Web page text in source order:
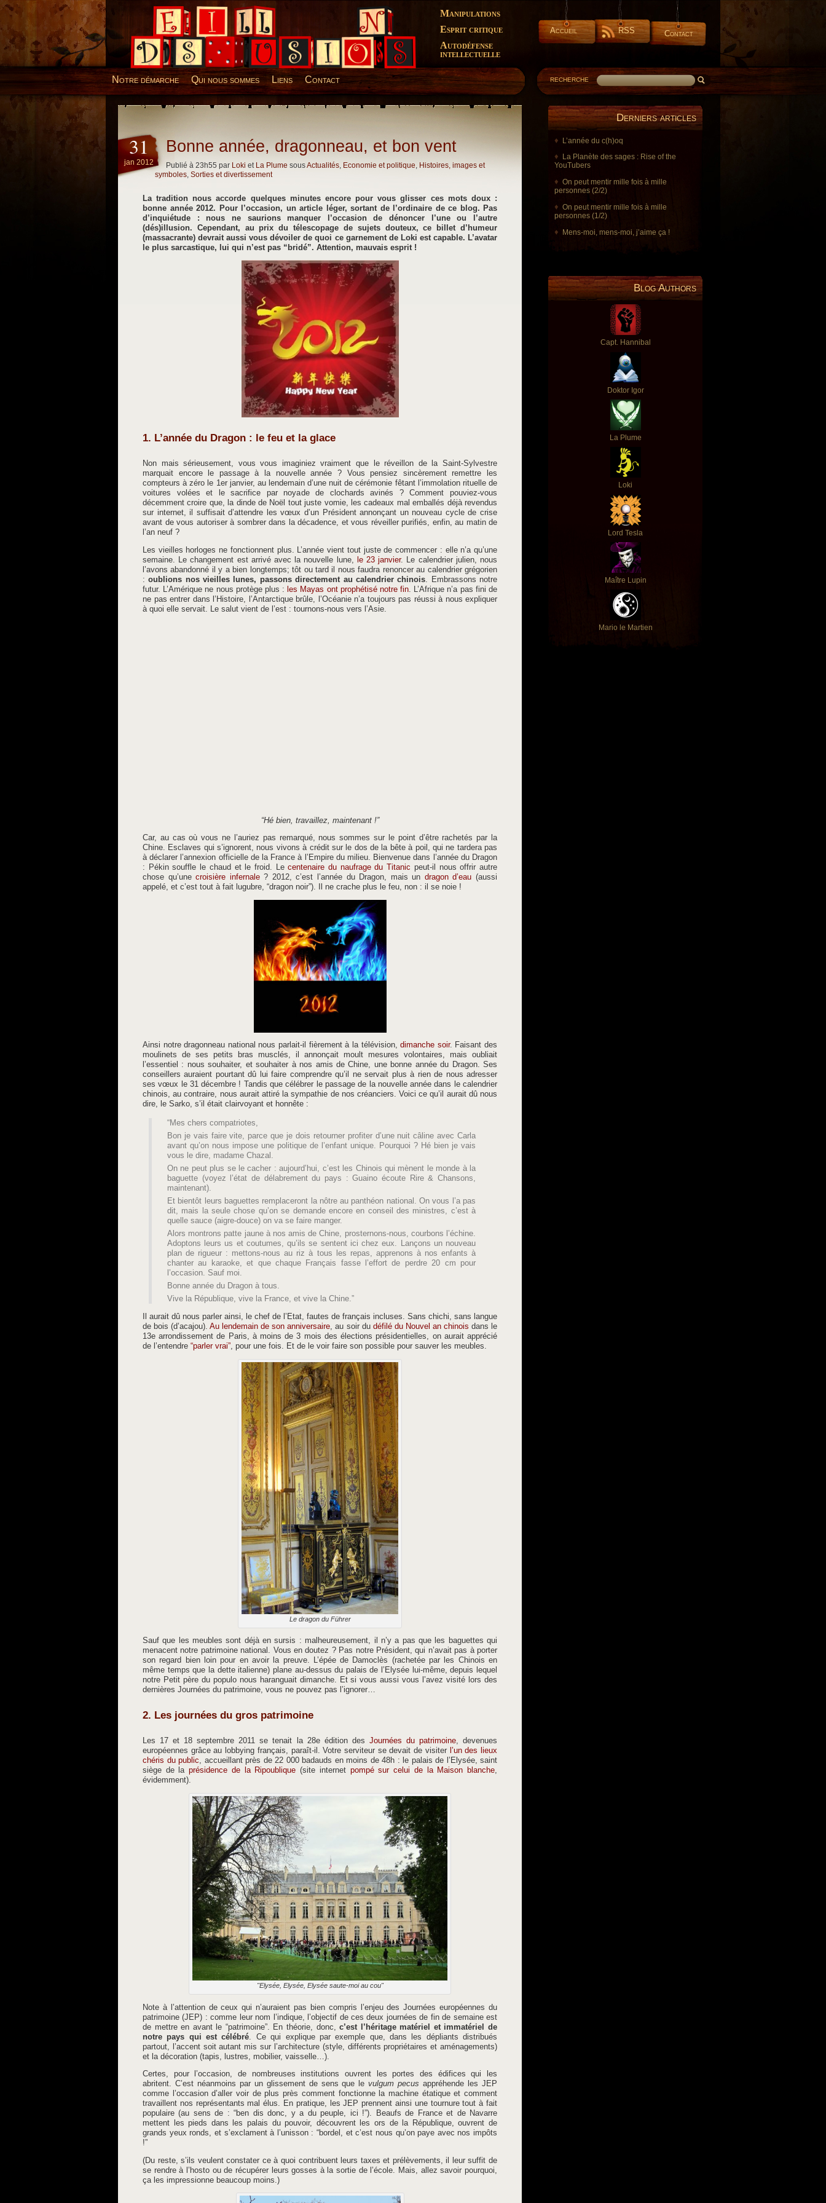
Desillusions
Manipulations
Esprit critique
Autodéfense
intellectuelle
Accueil RSS Contact
Notre démarche Qui nous sommes Liens Contact RECHERCHE
31
jan 2012
Bonne année, dragonneau, et bon vent
Publié à 23h55 par Loki et La Plume sousActualités, Economie et politique, Histoires, images et
symboles, Sorties et divertissement
La tradition nous accorde quelques minutes encore pour vous glisser ces mots doux :
bonne année 2012. Pour l’occasion, un article léger, sortant de l’ordinaire de ce blog. Pas
d’inquiétude : nous ne saurions manquer l’occasion de dénoncer l’une ou l’autre
(dés)illusion. Cependant, au prix du télescopage de sujets douteux, ce billet d’humeur
(massacrante) devrait aussi vous dévoiler de quoi ce garnement de Loki est capable. L’avatar
le plus sarcastique, lui qui n’est pas “bridé”. Attention, mauvais esprit !
1. L’année du Dragon : le feu et la glace
Non mais sérieusement, vous vous imaginiez vraiment que le réveillon de la Saint-Sylvestre
marquait encore le passage à la nouvelle année ? Vous pensiez sincèrement remettre les
compteurs à zéro le 1er janvier, au lendemain d’une nuit de cérémonie fêtant l’immolation rituelle de
voitures volées et le sacrifice par noyade de clochards avinés ? Comment pouviez-vous
décemment croire que, la dinde de Noël tout juste vomie, les cadeaux mal emballés déjà revendus
sur internet, il suffisait d’attendre les vœux d’un Président annonçant un nouveau cycle de crise
avant de vous autoriser à sombrer dans la décadence, et vous réveiller purifiés, enfin, au matin de
l’an neuf ?
Les vieilles horloges ne fonctionnent plus. L’année vient tout juste de commencer : elle n’a qu’une
semaine. Le changement est arrivé avec la nouvelle lune,
le 23 janvier. Le calendrier julien, nous
l’avons abandonné il y a bien longtemps; tôt ou tard il nous faudra renoncer au calendrier grégorien
:oublions nos vieilles lunes, passons directement au calendrier chinois. Embrassons notre
futur. L’Amérique ne nous protège plus : les Mayas ont prophétisé notre fin. L’Afrique n’a pas fini de
ne pas entrer dans l’Histoire, l’Antarctique brûle, l’Océanie n’a toujours pas réussi à nous expliquer
à quoi elle servait. Le salut vient de l’est : tournons-nous vers l’Asie.
“Hé bien, travaillez, maintenant !”
Car, au cas où vous ne l’auriez pas remarqué, nous sommes sur le point d’être rachetés par la
Chine. Esclaves qui s’ignorent, nous vivons à crédit sur le dos de la bête à poil, qui ne tardera pas
à déclarer l’annexion officielle de la France à l’Empire du milieu. Bienvenue dans l’année du Dragon
: Pékin souffle le chaud et le froid. Lecentenaire du naufrage du Titanic peut-il nous offrir autre
chose qu’unecroisière infernale? 2012, c’est l’année du Dragon, mais un dragon d’eau (aussi
appelé, et c’est tout à fait lugubre, “dragon noir”). Il ne crache plus le feu, non : il se noie !
Ainsi notre dragonneau national nous parlait-il fièrement à la télévision,dimanche soir. Faisant des
moulinets de ses petits bras musclés, il annonçait moult mesures volontaires, mais oubliait
l’essentiel : nous souhaiter, et souhaiter à nos amis de Chine, une bonne année du Dragon. Ses
conseillers auraient pourtant dû lui faire comprendre qu’il ne servait plus à rien de nous adresser
ses vœux le 31 décembre ! Tandis que célébrer le passage de la nouvelle année dans le calendrier
chinois, au contraire, nous aurait attiré la sympathie de nos créanciers. Voici ce qu’il aurait dû nous
dire, le Sarko, s’il était clairvoyant et honnête :
“Mes chers compatriotes,
Bon je vais faire vite, parce que je dois retourner profiter d’une nuit câline avec Carla
avant qu’on nous impose une politique de l’enfant unique. Pourquoi ? Hé bien je vais
vous le dire, madame Chazal.
On ne peut plus se le cacher : aujourd’hui, c’est les Chinois qui mènent le monde à la
baguette (voyez l’état de délabrement du pays : Guaino écoute Rire & Chansons,
maintenant).
Et bientôt leurs baguettes remplaceront la nôtre au panthéon national. On vous l’a pas
dit, mais la seule chose qu’on se demande encore en conseil des ministres, c’est à
quelle sauce (aigre-douce) on va se faire manger.
Alors montrons patte jaune à nos amis de Chine, prosternons-nous, courbons l’échine.
Adoptons leurs us et coutumes, qu’ils se sentent ici chez eux. Lançons un nouveau
plan de rigueur : mettons-nous au riz à tous les repas, apprenons à nos enfants à
chanter au karaoke, et que chaque Français fasse l’effort de perdre 20 cm pour
l’occasion. Sauf moi.
Bonne année du Dragon à tous.
Vive la République, vive la France, et vive la Chine.”
Il aurait dû nous parler ainsi, le chef de l’Etat, fautes de français incluses. Sans chichi, sans langue
de bois (d’acajou).Au lendemain de son anniversaire, au soir du défilé du Nouvel an chinois dans le
13e arrondissement de Paris, à moins de 3 mois des élections présidentielles, on aurait apprécié
de l’entendre “parler vrai”, pour une fois. Et de le voir faire son possible pour sauver les meubles.
Le dragon du Führer
Sauf que les meubles sont déjà en sursis : malheureusement, il n’y a pas que les baguettes qui
menacent notre patrimoine national. Vous en doutez ? Pas notre Président, qui n’avait pas à porter
son regard bien loin pour en avoir la preuve. L’épée de Damoclès (rachetée par les Chinois en
même temps que la dette italienne) plane au-dessus du palais de l’Elysée lui-même, depuis lequel
notre Petit père du populo nous haranguait dimanche. Et si vous aussi vous l’avez visité lors des
dernières Journées du patrimoine, vous ne pouvez pas l’ignorer…
2. Les journées du gros patrimoine
Les 17 et 18 septembre 2011 se tenait la 28e édition des Journées du patrimoine, devenues
européennes grâce au lobbying français, paraît-il. Votre serviteur se devait de visiter
l’un des lieux
chéris du public, accueillant près de 22 000 badauds en moins de 48h : le palais de l’Elysée, saint
siège de laprésidence de la Ripoublique (site internet pompé sur celui de la Maison blanche,
évidemment).
"Elysée, Elysée, Elysée saute-moi au cou"
Note à l’attention de ceux qui n’auraient pas bien compris l’enjeu des Journées européennes du
patrimoine (JEP) : comme leur nom l’indique, l’objectif de ces deux journées de fin de semaine est
de mettre en avant le “patrimoine”. En théorie, donc,c’est l’héritage matériel et immatériel de
notre pays qui est célébré . Ce qui explique par exemple que, dans les dépliants distribués
partout, l’accent soit autant mis sur l’architecture (style, différents propriétaires et aménagements)
et la décoration (tapis, lustres, mobilier, vaisselle…).
Certes, pour l’occasion, de nombreuses institutions ouvrent les portes des édifices qui les
abritent. C’est néanmoins par un glissement de sens que levulgum pecus appréhende les JEP
comme l’occasion d’aller voir de plus près comment fonctionne la machine étatique et comment
travaillent nos représentants mal élus. En pratique, les JEP prennent ainsi une tournure tout à fait
populaire (au sens de : “ben dis donc, y a du peuple, ici !”). Beaufs de France et de Navarre
mettent les pieds dans les palais du pouvoir, découvrent les ors de la République, ouvrent de
grands yeux ronds, et s’exclament à l’unisson : “bordel, et c’est nous qu’on paye avec nos impôts
!”
(Du reste, s’ils veulent constater ce à quoi contribuent leurs taxes et prélèvements, il leur suffit de
se rendre à l’hosto ou de récupérer leurs gosses à la sortie de l’école. Mais, allez savoir pourquoi,
ça les impressionne beaucoup moins.)
Derniers articles
L’année du c(h)oq
La Planète des sages : Rise of the
YouTubers
On peut mentir mille fois à mille
personnes (2/2)
On peut mentir mille fois à mille
personnes (1/2)
Mens-moi, mens-moi, j’aime ça !
Blog Authors
Capt. Hannibal
Doktor Igor
La Plume
Loki
Lord Tesla
Maître Lupin
Mario le Martien